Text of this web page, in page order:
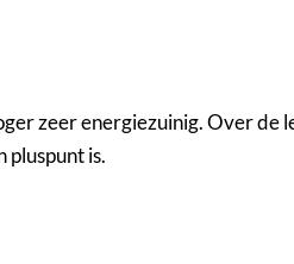
zeer energiezuinig. Over de
pluspunt is.